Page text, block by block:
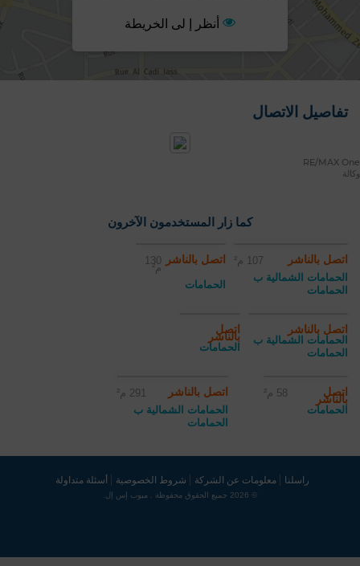
أنظر إ لى الخريطة
تفاصيل الاتصال
RE/MAX One
وكالة
كما زار المستخدمون الآخرون
اتصل بالناشر 107 م²
الحمامات الشمالية ب
الحمامات
اتصل بالناشر 130
م²
الحمامات
اتصل بالناشر
الحمامات الشمالية ب
الحمامات
اتصل
بالناشر
الحمامات
اتصل
بالناشر 58 م²
الحمامات
اتصل بالناشر 291 م²
الحمامات الشمالية ب
الحمامات
راسلنا معلومات عن الشركة شروط الخصوصية أسئلة متداولة
© 2026 جميع الحقوق محفوظة . مبوب إس إل.